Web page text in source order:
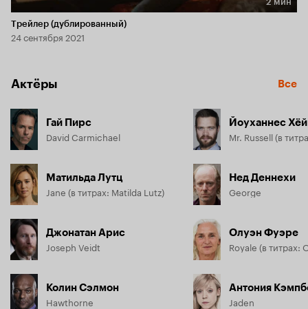
Длительность 2 мин
Трейлер (дублированный)
24 сентября 2021
Актёры Все
Гай Пирс
David Carmichael
Матильда Лутц
Jane (в титрах: Matilda Lutz)
Джонатан Арис
Joseph Veidt
Колин Сэлмон
Hawthorne
Нед Деннехи
George
Олуэн Фуэре
Royale (в титрах:
Антония
Jaden